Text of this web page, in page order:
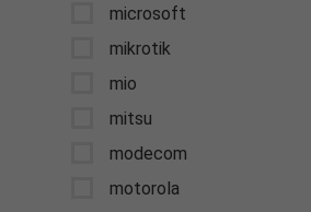
microsoft
mikrotik
mio
mitsu
modecom
motorola